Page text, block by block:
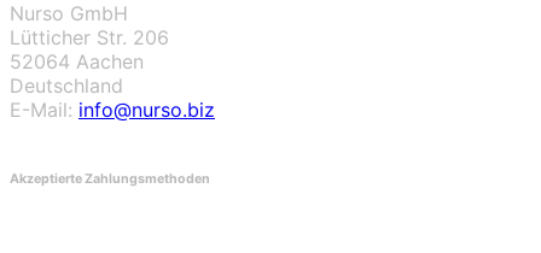
Nurso GmbH
Lütticher Str. 206
52064 Aachen
Deutschland
E-Mail: info@nurso.biz
Akzeptierte Zahlungsmethoden